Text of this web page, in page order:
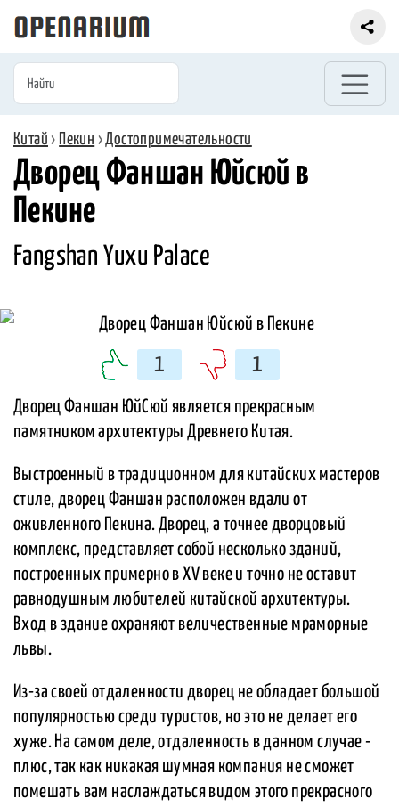
Китай › Пекин ›Достопримечательности
Дворец Фаншан Юйсюй в
Пекине
Fangshan Yuxu Palace
1 1
Дворец Фаншан ЮйСюй является прекрасным
памятником архитектуры Древнего Китая.
Выстроенный в традиционном для китайских мастеров
стиле, дворец Фаншан расположен вдали от
оживленного Пекина. Дворец, а точнее дворцовый
комплекс, представляет собой несколько зданий,
построенных примерно в XV веке и точно не оставит
равнодушным любителей китайской архитектуры.
Вход в здание охраняют величественные мраморные
львы.
Из-за своей отдаленности дворец не обладает большой
популярностью среди туристов, но это не делает его
хуже. На самом деле, отдаленность в данном случае -
плюс, так как никакая шумная компания не сможет
помешать вам наслаждаться видом этого прекрасного